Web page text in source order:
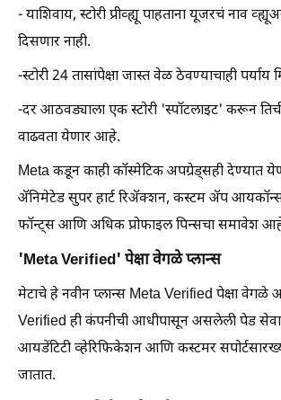
- याशिवाय, स्टोरी प्रीव्ह्यू पाहताना यूजरचं नाव
दिसणार नाही.
-स्टोरी 24 तासांपेक्षा जास्त वेळ ठेवण्याचाही
-दर आठवड्याला एक स्टोरी 'स्पॉटलाइट' करून तिची
वाढवता येणार आहे.
Meta कडून काही कॉस्मेटिक अपग्रेड्सही देण्यात
ॲनिमेटेड सुपर हार्ट रिॲक्शन, कस्टम ॲप
फॉन्ट्स आणि अधिक प्रोफाइल पिन्सचा समावेश
'Meta Verified' पेक्षा वेगळे प्लान्स
मेटाचे हे नवीन प्लान्स Meta Verified पेक्षा वेगळे
Verified ही कंपनीची आधीपासून असलेली पेड
आयडेंटिटी व्हेरिफिकेशन आणि कस्टमर
जातात.